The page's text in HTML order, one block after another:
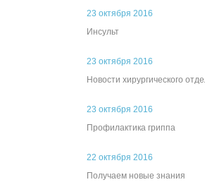
23 октября 2016
Инсульт
23 октября 2016
Новости хирургического
23 октября 2016
Профилактика гриппа
22 октября 2016
Получаем новые знания